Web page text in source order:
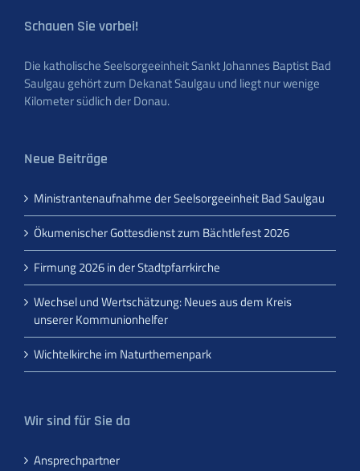
Schauen Sie vorbei!
Die katholische Seelsorgeeinheit Sankt Johannes Baptist Bad
Saulgau gehört zum Dekanat Saulgau und liegt nur wenige
Kilometer südlich der Donau.
Neue Beiträge
Ministrantenaufnahme der Seelsorgeeinheit Bad Saulgau
Ökumenischer Gottesdienst zum Bächtlefest 2026
Firmung 2026 in der Stadtpfarrkirche
Wechsel und Wertschätzung: Neues aus dem Kreis
unserer Kommunionhelfer
Wichtelkirche im Naturthemenpark
Wir sind für Sie da
Ansprechpartner